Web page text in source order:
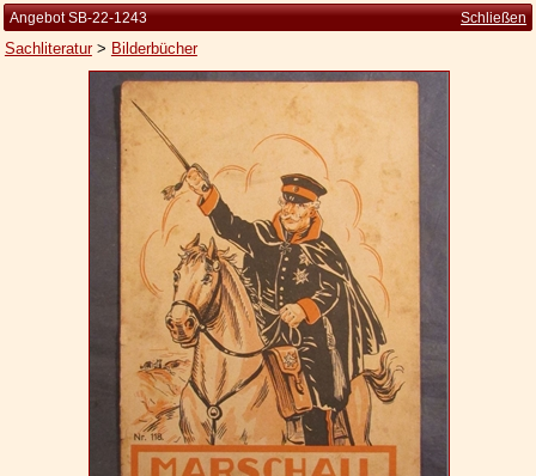
Die Brockhaus Auflagen
Die Meyer Auflagen
Widerrufsbelehrung
Angebot SB-22-1243 Schließen
Sachliteratur> Bilderbücher